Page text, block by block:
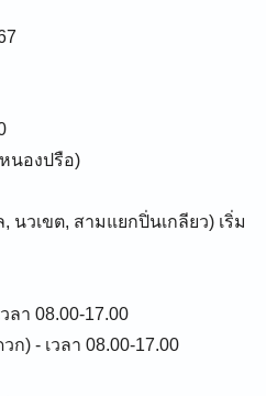
นองปรือ)
วเขต, สามแยกปิ่นเกลียว) เริ่ม
ลา 08.00-17.00
) - เวลา 08.00-17.00